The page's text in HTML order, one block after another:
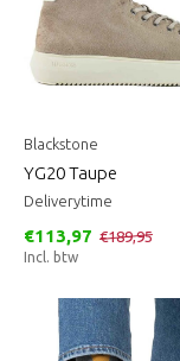
Blackstone
YG20 Taupe
Deliverytime
€113,97 €189,95
Incl. btw